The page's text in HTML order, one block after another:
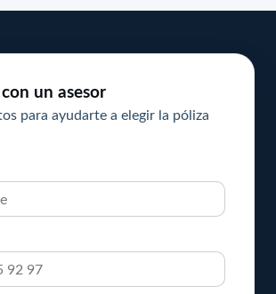
un asesor
para ayudarte a elegir la póliza